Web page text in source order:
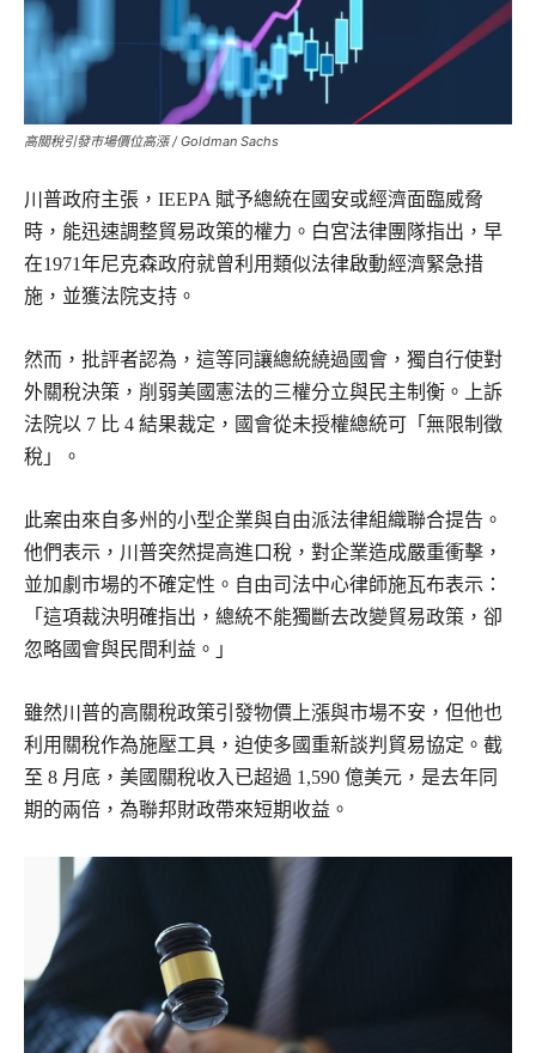
高關稅引發市場價位高漲 / Goldman Sachs
川普政府主張，IEEPA 賦予總統在國安或經濟面臨威脅
時，能迅速調整貿易政策的權力。白宮法律團隊指出，早
在1971年尼克森政府就曾利用類似法律啟動經濟緊急措
施，並獲法院支持。
然而，批評者認為，這等同讓總統繞過國會，獨自行使對
外關稅決策，削弱美國憲法的三權分立與民主制衡。上訴
法院以 7 比 4 結果裁定，國會從未授權總統可「無限制徵
稅」。
此案由來自多州的小型企業與自由派法律組織聯合提告。
他們表示，川普突然提高進口稅，對企業造成嚴重衝擊，
並加劇市場的不確定性。自由司法中心律師施瓦布表示：
「這項裁決明確指出，總統不能獨斷去改變貿易政策，卻
忽略國會與民間利益。」
雖然川普的高關稅政策引發物價上漲與市場不安，但他也
利用關稅作為施壓工具，迫使多國重新談判貿易協定。截
至 8 月底，美國關稅收入已超過 1,590 億美元，是去年同
期的兩倍，為聯邦財政帶來短期收益。